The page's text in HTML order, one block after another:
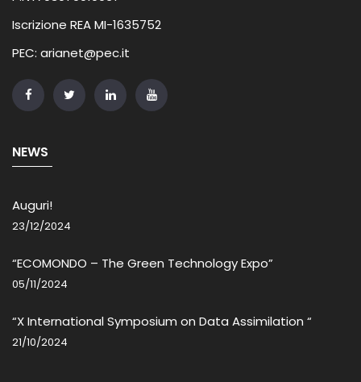
Iscrizione REA MI-1635752
PEC: arianet@pec.it
NEWS
Auguri!
23/12/2024
“ECOMONDO – The Green Technology Expo”
05/11/2024
“X International Symposium on Data Assimilation “
21/10/2024